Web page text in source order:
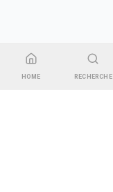
HOME RECHERCHE